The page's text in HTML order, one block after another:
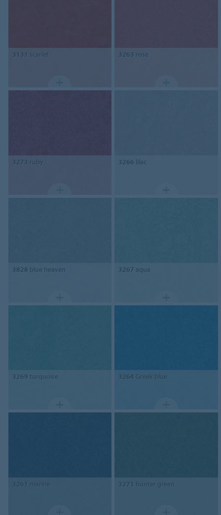
3131 scarlet 3263 rose
3273 ruby 3266 lilac
3828 blue heaven 3267 aqua
3269 turquoise 3264 Greek blue
3261 marine 3271 hunter green